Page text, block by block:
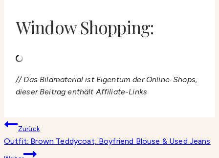
Window Shopping:
// Das Bildmaterial ist Eigentum der Online-Shops,
dieser Beitrag enthält Affiliate-Links
Beitragsnavigation
Zurück
Outfit: Brown Teddycoat, Boyfriend Blouse & Used Jeans